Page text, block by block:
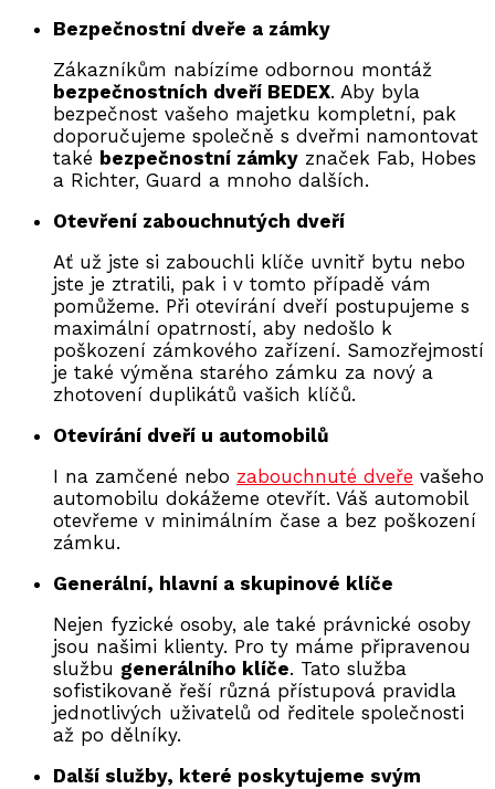
Bezpečnostní dveře a zámky
Zákazníkům nabízíme odbornou montáž
bezpečnostních dveří BEDEX. Aby byla
bezpečnost vašeho majetku kompletní, pak
doporučujeme společně s dveřmi namontovat
také bezpečnostní zámky značek Fab, Hobes
a Richter, Guard a mnoho dalších.
Otevření zabouchnutých dveří
Ať už jste si zabouchli klíče uvnitř bytu nebo
jste je ztratili, pak i v tomto případě vám
pomůžeme. Při otevírání dveří postupujeme s
maximální opatrností, aby nedošlo k
poškození zámkového zařízení. Samozřejmostí
je také výměna starého zámku za nový a
zhotovení duplikátů vašich klíčů.
Otevírání dveří u automobilů
I na zamčené nebo zabouchnuté dveře vašeho
automobilu dokážeme otevřít. Váš automobil
otevřeme v minimálním čase a bez poškození
zámku.
Generální, hlavní a skupinové klíče
Nejen fyzické osoby, ale také právnické osoby
jsou našimi klienty. Pro ty máme připravenou
službu generálního klíče. Tato služba
sofistikovaně řeší různá přístupová pravidla
jednotlivých uživatelů od ředitele společnosti
až po dělníky.
Další služby, které poskytujeme svým